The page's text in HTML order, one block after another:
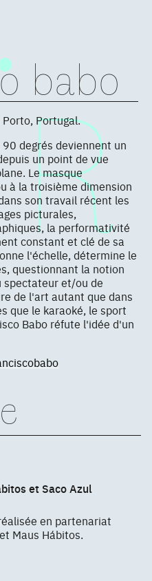
babo
Portugal.
degrés deviennent un
un point de vue
Le masque
à la troisième dimension
son travail récent les
picturales,
la performativité
constant et clé de sa
l'échelle, détermine le
questionnant la notion
et/ou de
de l'art autant que dans
que le karaoké, le sport
Babo réfute l'idée d'un
et Saco Azul
en partenariat
Maus Hábitos.